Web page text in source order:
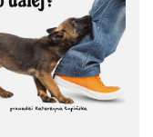
Dodaj
do
listy
życzeń